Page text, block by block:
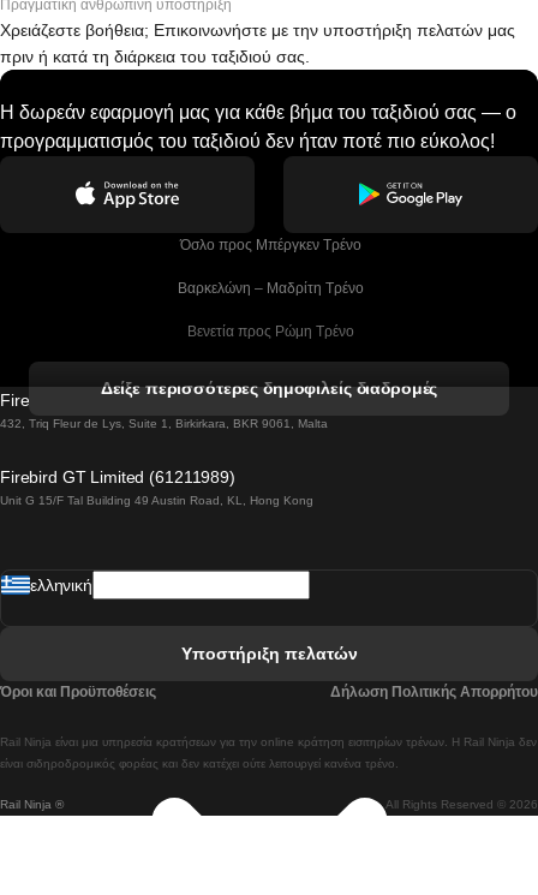
Πραγματική ανθρώπινη υποστήριξη
Χρειάζεστε βοήθεια; Επικοινωνήστε με την υποστήριξη πελατών μας
πριν ή κατά τη διάρκεια του ταξιδιού σας.
Η δωρεάν εφαρμογή μας για κάθε βήμα του ταξιδιού σας — ο
προγραμματισμός του ταξιδιού δεν ήταν ποτέ πιο εύκολος!
Όσλο προς Μπέργκεν Tρένο
Βαρκελώνη – Μαδρίτη Tρένο
Βενετία προς Ρώμη Τρένο
Βιέννη προς Σάλτσμπουργκ Τρένα
Βουδαπέστη προς Πράγα Tρένο
Λισαβόνα προς Λάγος Tρένο
Λισαβόνα προς Μαδρίτη Τρένα
Δείξε περισσότερες δημοφιλείς διαδρομές
Firebird GT Limited (OC 1451)
432, Triq Fleur de Lys, Suite 1, Birkirkara, BKR 9061, Malta
Firebird GT Limited (61211989)
Unit G 15/F Tal Building 49 Austin Road, KL, Hong Kong
Rail Ninja ® All Rights Reserved © 2026
Rail Ninja είναι μια υπηρεσία κρατήσεων για την online κράτηση εισιτηρίων τρένων. Η Rail Ninja δεν
είναι σιδηροδρομικός φορέας και δεν κατέχει ούτε λειτουργεί κανένα τρένο.
ελληνική
Υποστήριξη πελατών
Όροι και Προϋποθέσεις Δήλωση Πολιτικής Απορρήτου